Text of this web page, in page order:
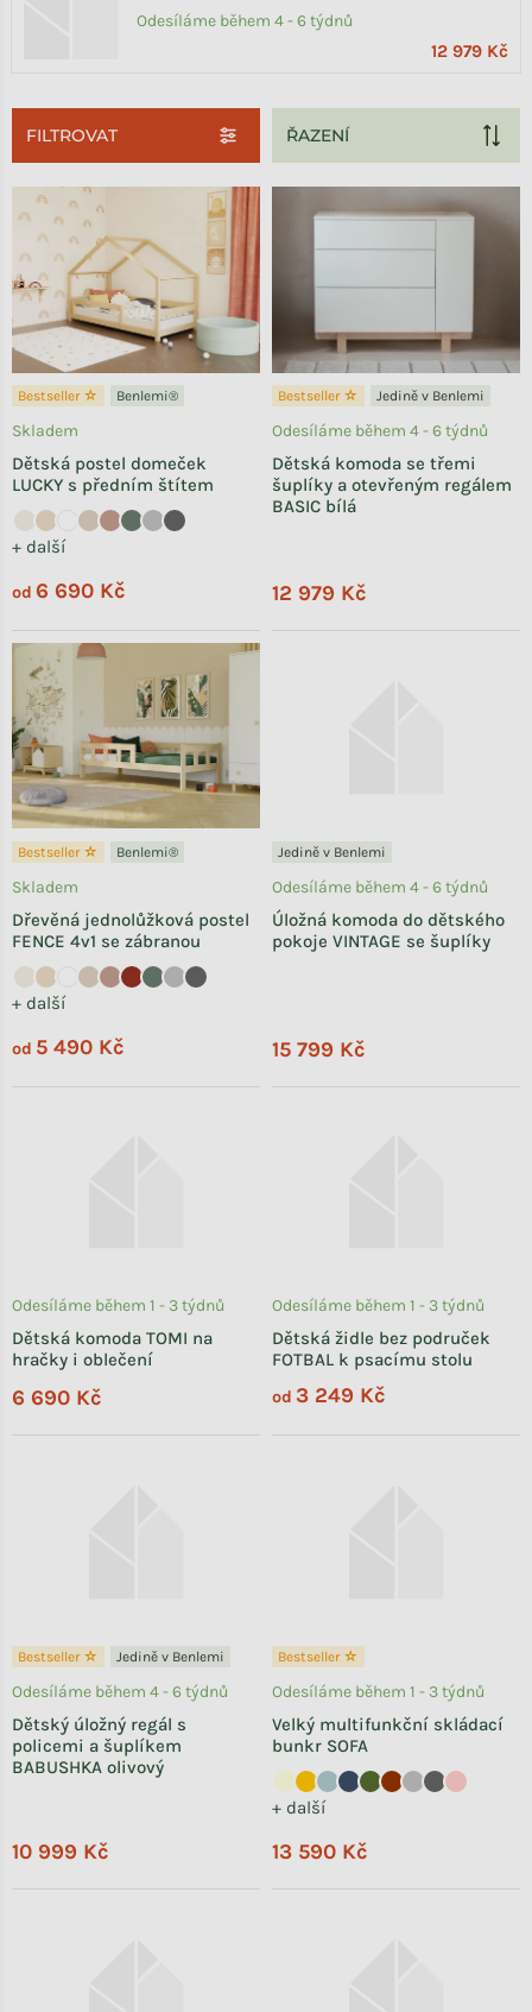
Odesíláme během 4 - 6 týdnů
12 979 Kč
FILTROVAT
Výpis produktů
Bestseller ☆ Benlemi®
Dětská postel domeček
LUCKY s předním štítem
+ další
Skladem
od 6 690 Kč
Bestseller ☆ Jedině v Benlemi
Dětská komoda se třemi
šuplíky a otevřeným regálem
BASIC bílá
Odesíláme během 4 - 6 týdnů
12 979 Kč
Bestseller ☆ Benlemi®
Dřevěná jednolůžková postel
FENCE 4v1 se zábranou
+ další
Skladem
od 5 490 Kč
Jedině v Benlemi
Úložná komoda do dětského
pokoje VINTAGE se šuplíky
Odesíláme během 4 - 6 týdnů
15 799 Kč
Dětská komoda TOMI na
hračky i oblečení
Odesíláme během 1 - 3 týdnů
6 690 Kč
Dětská židle bez područek
FOTBAL k psacímu stolu
Odesíláme během 1 - 3 týdnů
od 3 249 Kč
Bestseller ☆ Jedině v Benlemi
Dětský úložný regál s
policemi a šuplíkem
BABUSHKA olivový
Odesíláme během 4 - 6 týdnů
10 999 Kč
Bestseller ☆
Velký multifunkční skládací
bunkr SOFA
+ další
Odesíláme během 1 - 3 týdnů
13 590 Kč